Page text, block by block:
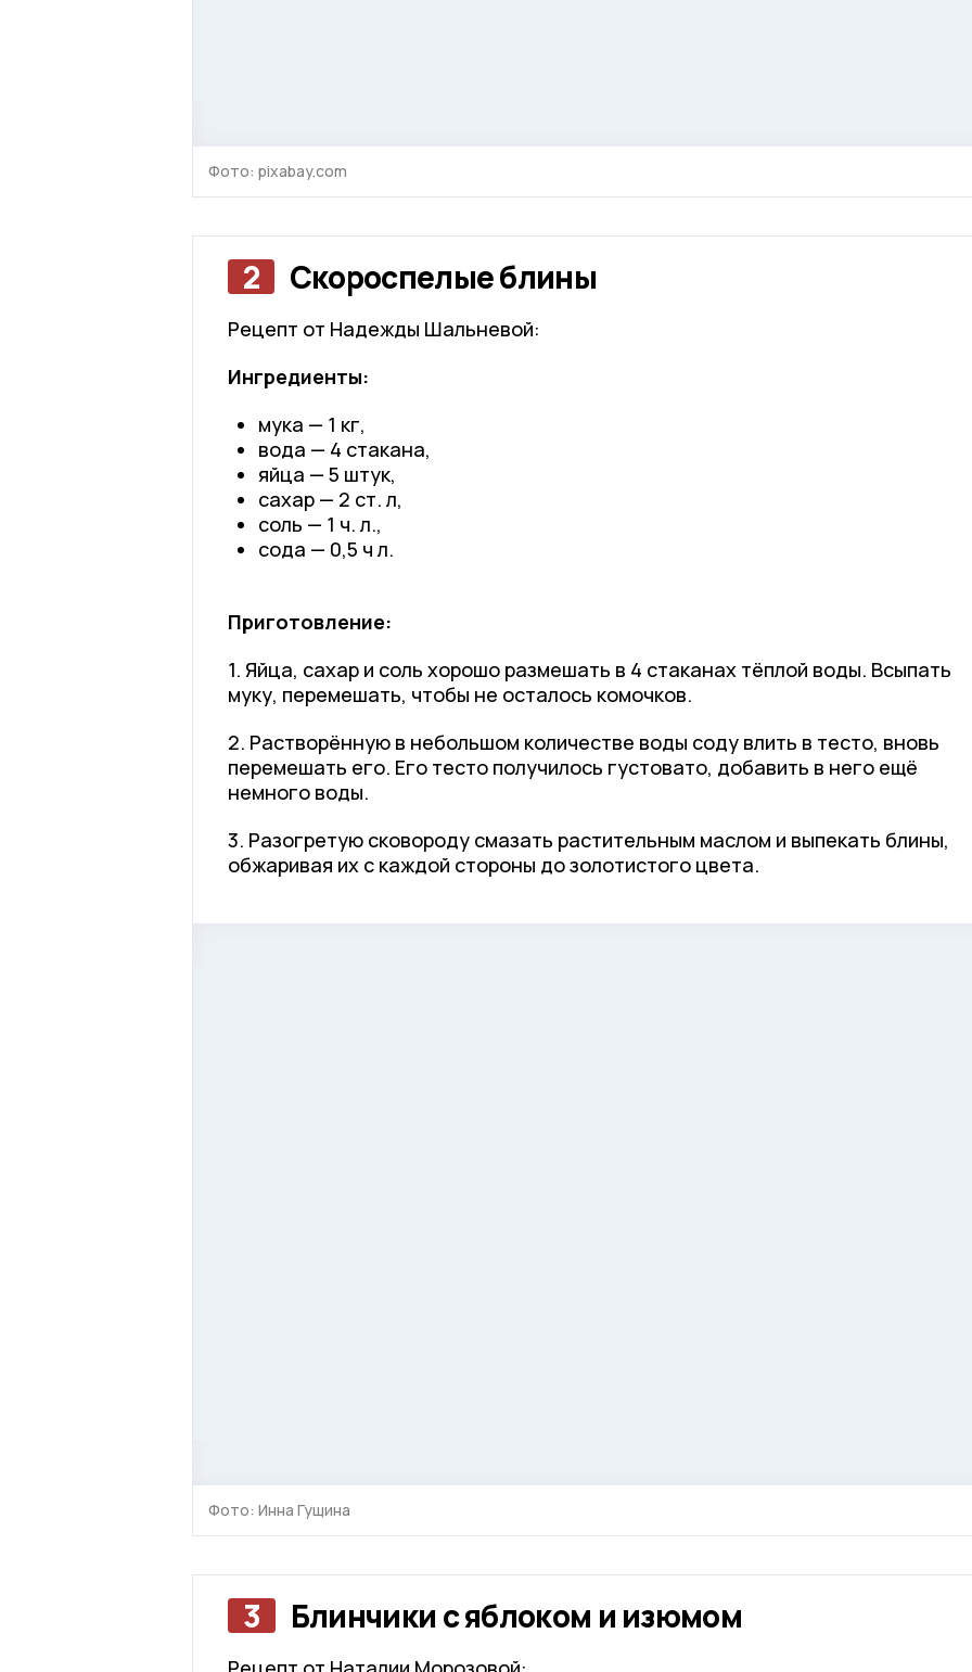
Фото: pixabay.com
2 Скороспелые блины
Рецепт от Надежды Шальневой:
Ингредиенты:
мука — 1 кг,
вода — 4 стакана,
яйца — 5 штук,
сахар — 2 ст. л,
соль — 1 ч. л.,
сода — 0,5 ч л.
Приготовление:
1. Яйца, сахар и соль хорошо размешать в 4 стаканах тёплой воды. Всыпать
муку, перемешать, чтобы не осталось комочков.
2. Растворённую в небольшом количестве воды соду влить в тесто, вновь
перемешать его. Его тесто получилось густовато, добавить в него ещё
немного воды.
3. Разогретую сковороду смазать растительным маслом и выпекать блины,
обжаривая их с каждой стороны до золотистого цвета.
Фото: Инна Гущина
3 Блинчики с яблоком и изюмом